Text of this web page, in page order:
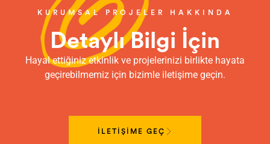
KURUMSAL PROJELER HAKKINDA
Detaylı Bilgi İçin
Hayal ettiğiniz etkinlik ve projelerinizi birlikte hayata
geçirebilmemiz için bizimle iletişime geçin.
İLETİŞİME GEÇ